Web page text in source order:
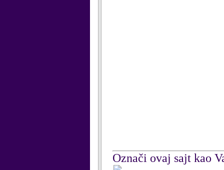
Označi ovaj sajt kao